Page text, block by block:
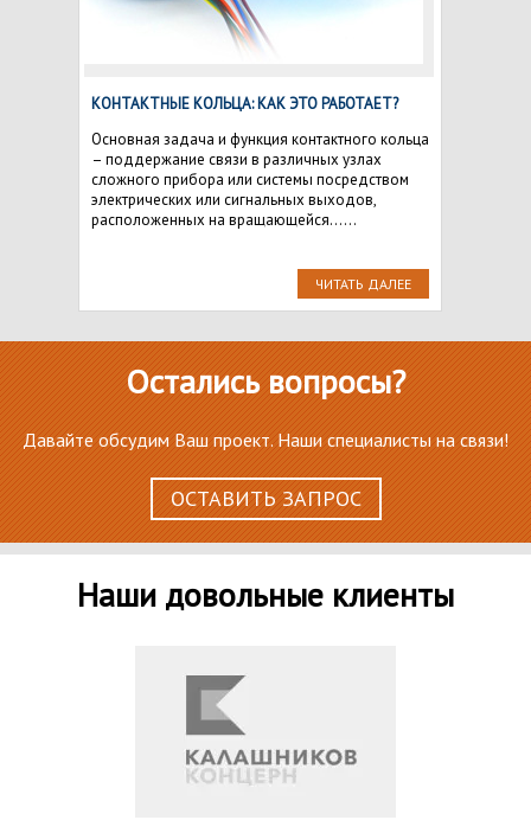
КОНТАКТНЫЕ КОЛЬЦА: КАК ЭТО РАБОТАЕТ?
Основная задача и функция контактного кольца
– поддержание связи в различных узлах
сложного прибора или системы посредством
электрических или сигнальных выходов,
расположенных на вращающейся......
ЧИТАТЬ ДАЛЕЕ
Остались вопросы?
Давайте обсудим Ваш проект. Наши специалисты на связи!
ОСТАВИТЬ ЗАПРОС
Наши довольные клиенты